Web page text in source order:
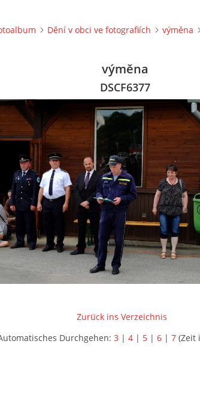
Dění v obci ve fotografiích výměna
výměna
DSCF6377
Zurück ins Verzeichnis
Durchgehen: 3| 4| 5| 6| 7(Zeit